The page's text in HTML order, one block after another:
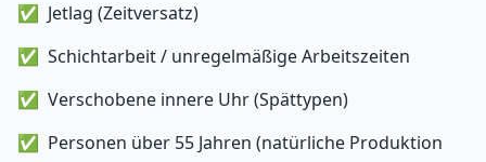
Jetlag (Zeitversatz)
Schichtarbeit / unregelmäßige Arbeitszeiten
Verschobene innere Uhr (Spättypen)
Personen über 55 Jahren (natürliche Produktion